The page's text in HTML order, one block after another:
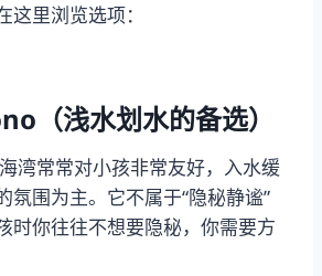
里浏览选项：
（浅水划水的备选）
湾常常对小孩非常友好，入水缓
氛围为主。它不属于“隐秘静谧”
时你往往不想要隐秘，你需要方